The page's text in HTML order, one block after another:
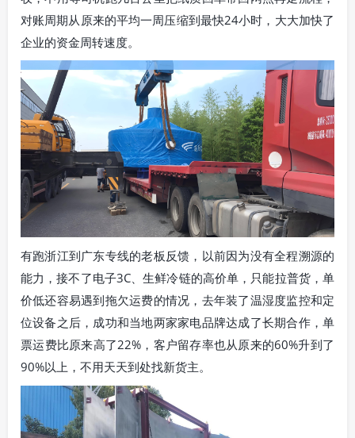
对账周期从原来的平均一周压缩到最快24小时，大大加快了
企业的资金周转速度。
有跑浙江到广东专线的老板反馈，以前因为没有全程溯源的
能力，接不了电子3C、生鲜冷链的高价单，只能拉普货，单
价低还容易遇到拖欠运费的情况，去年装了温湿度监控和定
位设备之后，成功和当地两家家电品牌达成了长期合作，单
票运费比原来高了22%，客户留存率也从原来的60%升到了
90%以上，不用天天到处找新货主。